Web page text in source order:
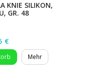
KNIE SILIKON,
GR. 48
€
Mehr